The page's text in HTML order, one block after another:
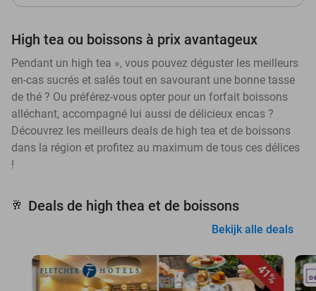
High tea ou boissons à prix avantageux
Pendant un high tea », vous pouvez déguster les meilleurs
en-cas sucrés et salés tout en savourant une bonne tasse
de thé ? Ou préférez-vous opter pour un forfait boissons
alléchant, accompagné lui aussi de délicieux encas ?
Découvrez les meilleurs deals de high tea et de boissons
dans la région et profitez au maximum de tous ces délices
!
🥂 Deals de high thea et de boissons
Bekijk alle deals
41%